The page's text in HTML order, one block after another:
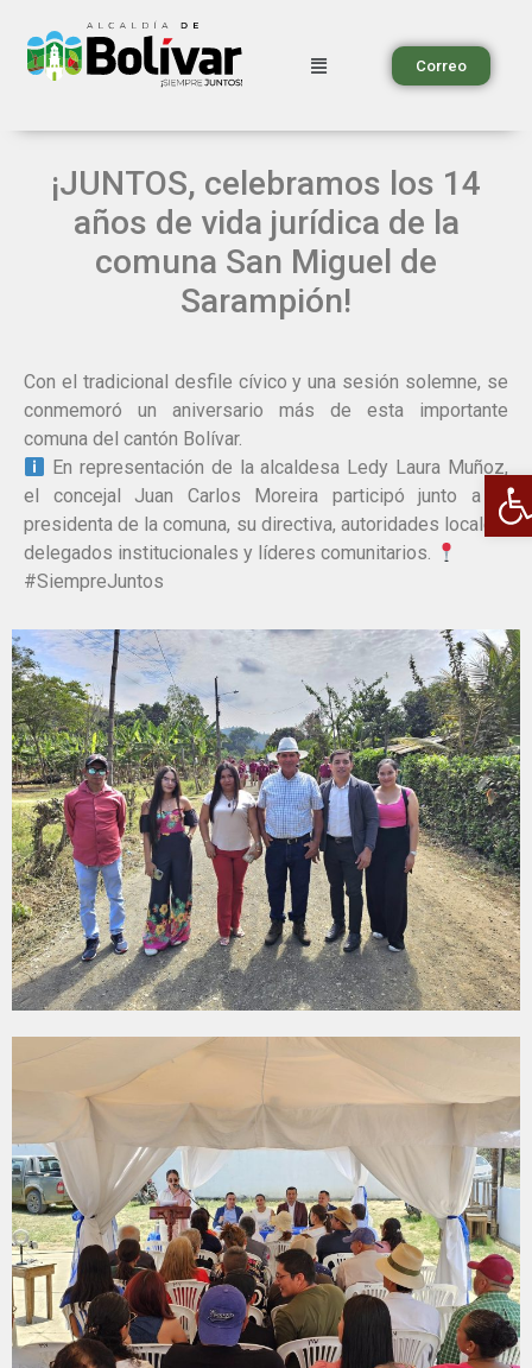
Correo
¡JUNTOS, celebramos los 14
años de vida jurídica de la
comuna San Miguel de
Sarampión!
Con el tradicional desfile cívico y una sesión solemne, se
conmemoró un aniversario más de esta importante
comuna del cantón Bolívar.
En representación de la alcaldesa Ledy Laura Muñoz,
el concejal Juan Carlos Moreira participó junto a la
presidenta de la comuna, su directiva, autoridades locales,
delegados institucionales y líderes comunitarios.
#SiempreJuntos